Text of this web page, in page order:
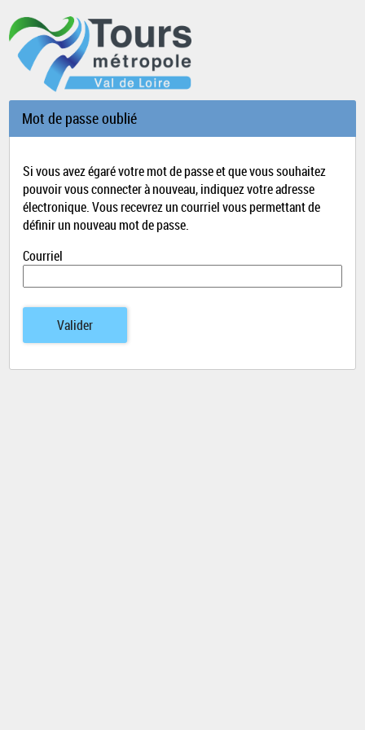
Mot de passe oublié
Si vous avez égaré votre mot de passe et que vous souhaitez
pouvoir vous connecter à nouveau, indiquez votre adresse
électronique. Vous recevrez un courriel vous permettant de
définir un nouveau mot de passe.
Courriel
Valider